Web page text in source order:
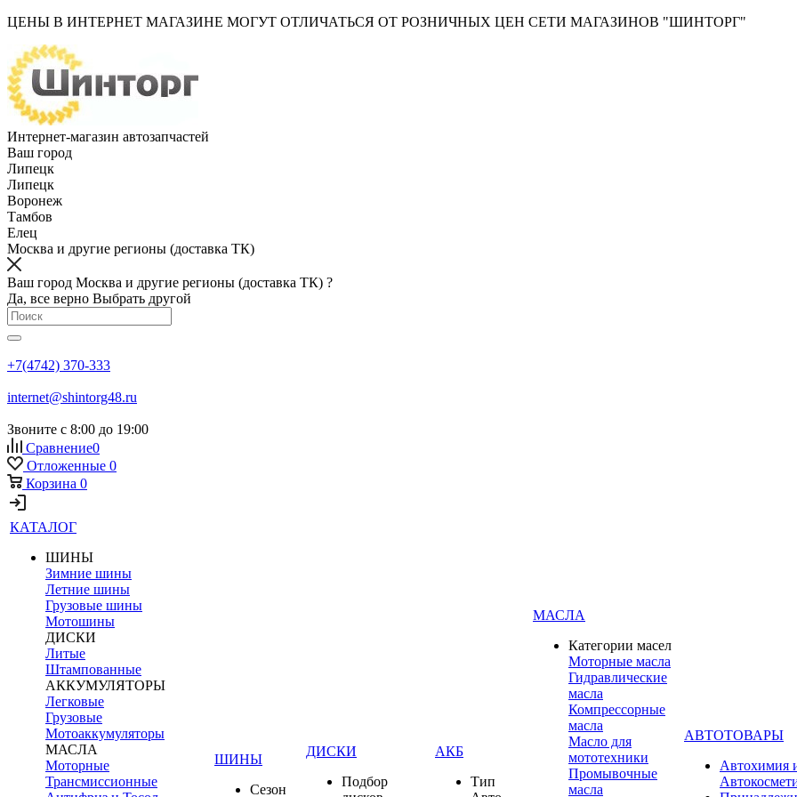
ЦЕНЫ В ИНТЕРНЕТ МАГАЗИНЕ МОГУТ ОТЛИЧАТЬСЯ ОТ РОЗНИЧНЫХ ЦЕН СЕТИ МАГАЗИНОВ "ШИНТОРГ"
Интернет-магазин автозапчастей
Ваш город
Липецк
Липецк
Воронеж
Тамбов
Елец
Москва и другие регионы (доставка ТК)
Ваш город Москва и другие регионы (доставка ТК) ?
Да, все верно Выбрать другой
+7(4742) 370-333
internet@shintorg48.ru
Звоните с 8:00 до 19:00
Сравнение0
Отложенные 0
Корзина 0
КАТАЛОГ
ШИНЫ
Зимние шины
Летние шины
Грузовые шины
Мотошины
ДИСКИ
Литые
Штампованные
АККУМУЛЯТОРЫ
Легковые
Грузовые
Мотоаккумуляторы
МАСЛА
Моторные
Трансмиссионные
ШИНЫ
Сезон
ДИСКИ
Подбор
АКБ
Тип
МАСЛА
Категории масел
Моторные масла
Гидравлические
масла
Компрессорные
масла
Масло для
мототехники
Промывочные
масла
АВТОТОВАРЫ
Автохимия